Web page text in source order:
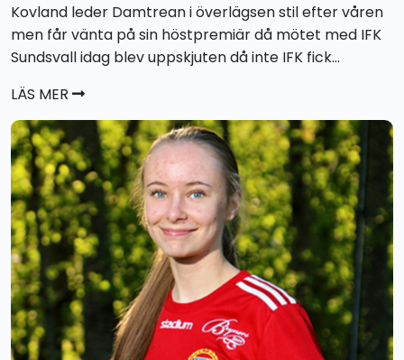
Kovland leder Damtrean i överlägsen stil efter våren
men får vänta på sin höstpremiär då mötet med IFK
Sundsvall idag blev uppskjuten då inte IFK fick...
LÄS MER